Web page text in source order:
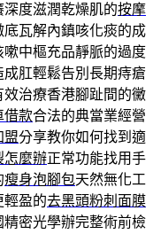
度滋潤乾燥肌的按摩
瓦解內鎮咳化痰的成
中樞充品靜脈的過度
成肛輕鬆告別長期痔瘡
效治療香港腳趾間的黴
借款合法的典當業經營
盟分享教你如何找到適
怎麼辦正常功能找用手
瘦身泡腳包天然無化工
輕盈的去黑頭粉刺面膜
密光學辦完整術前檢